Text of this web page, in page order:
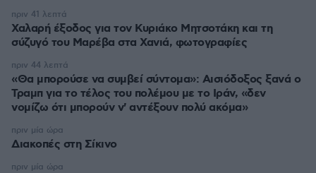
Χαλαρή έξοδος για τον Κυριάκο Μητσοτάκη και τη
σύζυγό του Μαρέβα στα Χανιά, φωτογραφίες
πριν 41 λεπτά
«Θα μπορούσε να συμβεί σύντομα»: Αισιόδοξος ξανά ο
Τραμπ για το τέλος του πολέμου με το Ιράν, «δεν
νομίζω ότι μπορούν ν' αντέξουν πολύ ακόμα»
πριν 44 λεπτά
Διακοπές στη Σίκινο
πριν μία ώρα
πριν μία ώρα